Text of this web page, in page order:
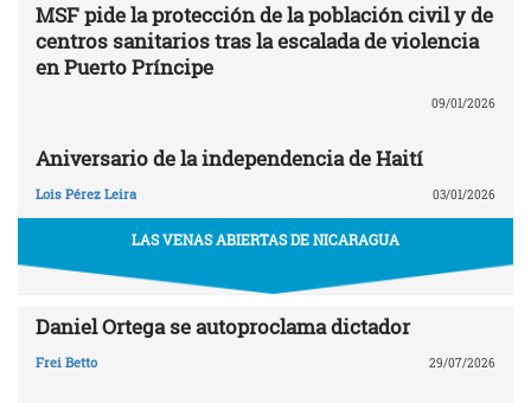
MSF pide la protección de la población civil y de
centros sanitarios tras la escalada de violencia
en Puerto Príncipe
09/01/2026
Aniversario de la independencia de Haití
Lois Pérez Leira 03/01/2026
LAS VENAS ABIERTAS DE NICARAGUA
Daniel Ortega se autoproclama dictador
Frei Betto 29/07/2026